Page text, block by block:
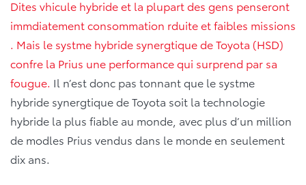
Dites vhicule hybride et la plupart des gens penseront
immdiatement consommation rduite et faibles missions
. Mais le systme hybride synergtique de Toyota (HSD)
confre la Prius une performance qui surprend par sa
fougue. Il n’est donc pas tonnant que le systme
hybride synergtique de Toyota soit la technologie
hybride la plus fiable au monde, avec plus d’un million
de modles Prius vendus dans le monde en seulement
dix ans.